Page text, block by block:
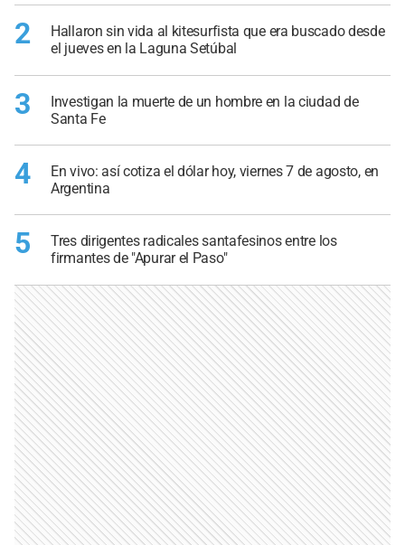
2
Hallaron sin vida al kitesurfista que era buscado desde
el jueves en la Laguna Setúbal
3
Investigan la muerte de un hombre en la ciudad de
Santa Fe
4
En vivo: así cotiza el dólar hoy, viernes 7 de agosto, en
Argentina
5
Tres dirigentes radicales santafesinos entre los
firmantes de "Apurar el Paso"